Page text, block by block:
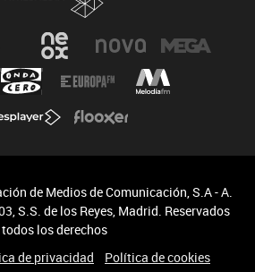
de Medios de Comunicación, S.A - A.
S.S. de los Reyes, Madrid. Reservados
todos los derechos
de privacidad Política de cookies